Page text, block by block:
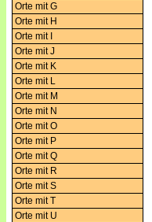
Orte mit G
Orte mit H
Orte mit I
Orte mit J
Orte mit K
Orte mit L
Orte mit M
Orte mit N
Orte mit O
Orte mit P
Orte mit Q
Orte mit R
Orte mit S
Orte mit T
Orte mit U